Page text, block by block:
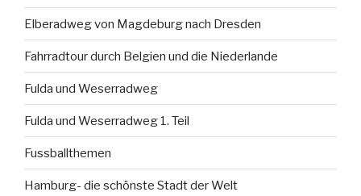
Elberadweg von Magdeburg nach Dresden
Fahrradtour durch Belgien und die Niederlande
Fulda und Weserradweg
Fulda und Weserradweg 1. Teil
Fussballthemen
Hamburg- die schönste Stadt der Welt